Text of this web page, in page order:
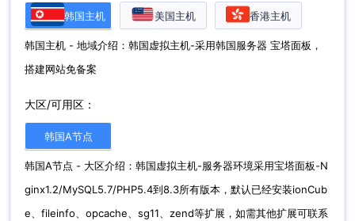
韩国主机 美国主机 香港主机
韩国主机 - 地域介绍：韩国虚拟主机-采用韩国服务器 宝塔面板，
搭建网站免备案
大区/可用区：
韩国A节点
韩国A节点 - 大区介绍：韩国虚拟主机-服务器环境采用宝塔面板-N
ginx1.2/MySQL5.7/PHP5.4到8.3所有版本，默认已经安装ionCub
e、fileinfo、opcache、sg11、zend等扩展，如需其他扩展可联系